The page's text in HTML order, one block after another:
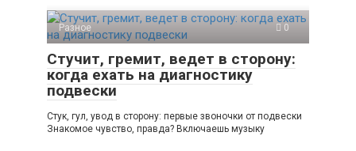
Разное 0
Стучит, гремит, ведет в сторону:
когда ехать на диагностику
подвески
Стук, гул, увод в сторону: первые звоночки от подвески
Знакомое чувство, правда? Включаешь музыку